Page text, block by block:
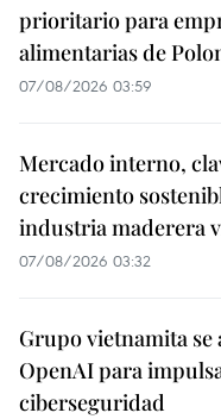
prioritario para
alimentarias de
07/08/2026 03:59
Mercado interno,
crecimiento
industria maderera
07/08/2026 03:32
Grupo vietnamita se
OpenAI para
ciberseguridad